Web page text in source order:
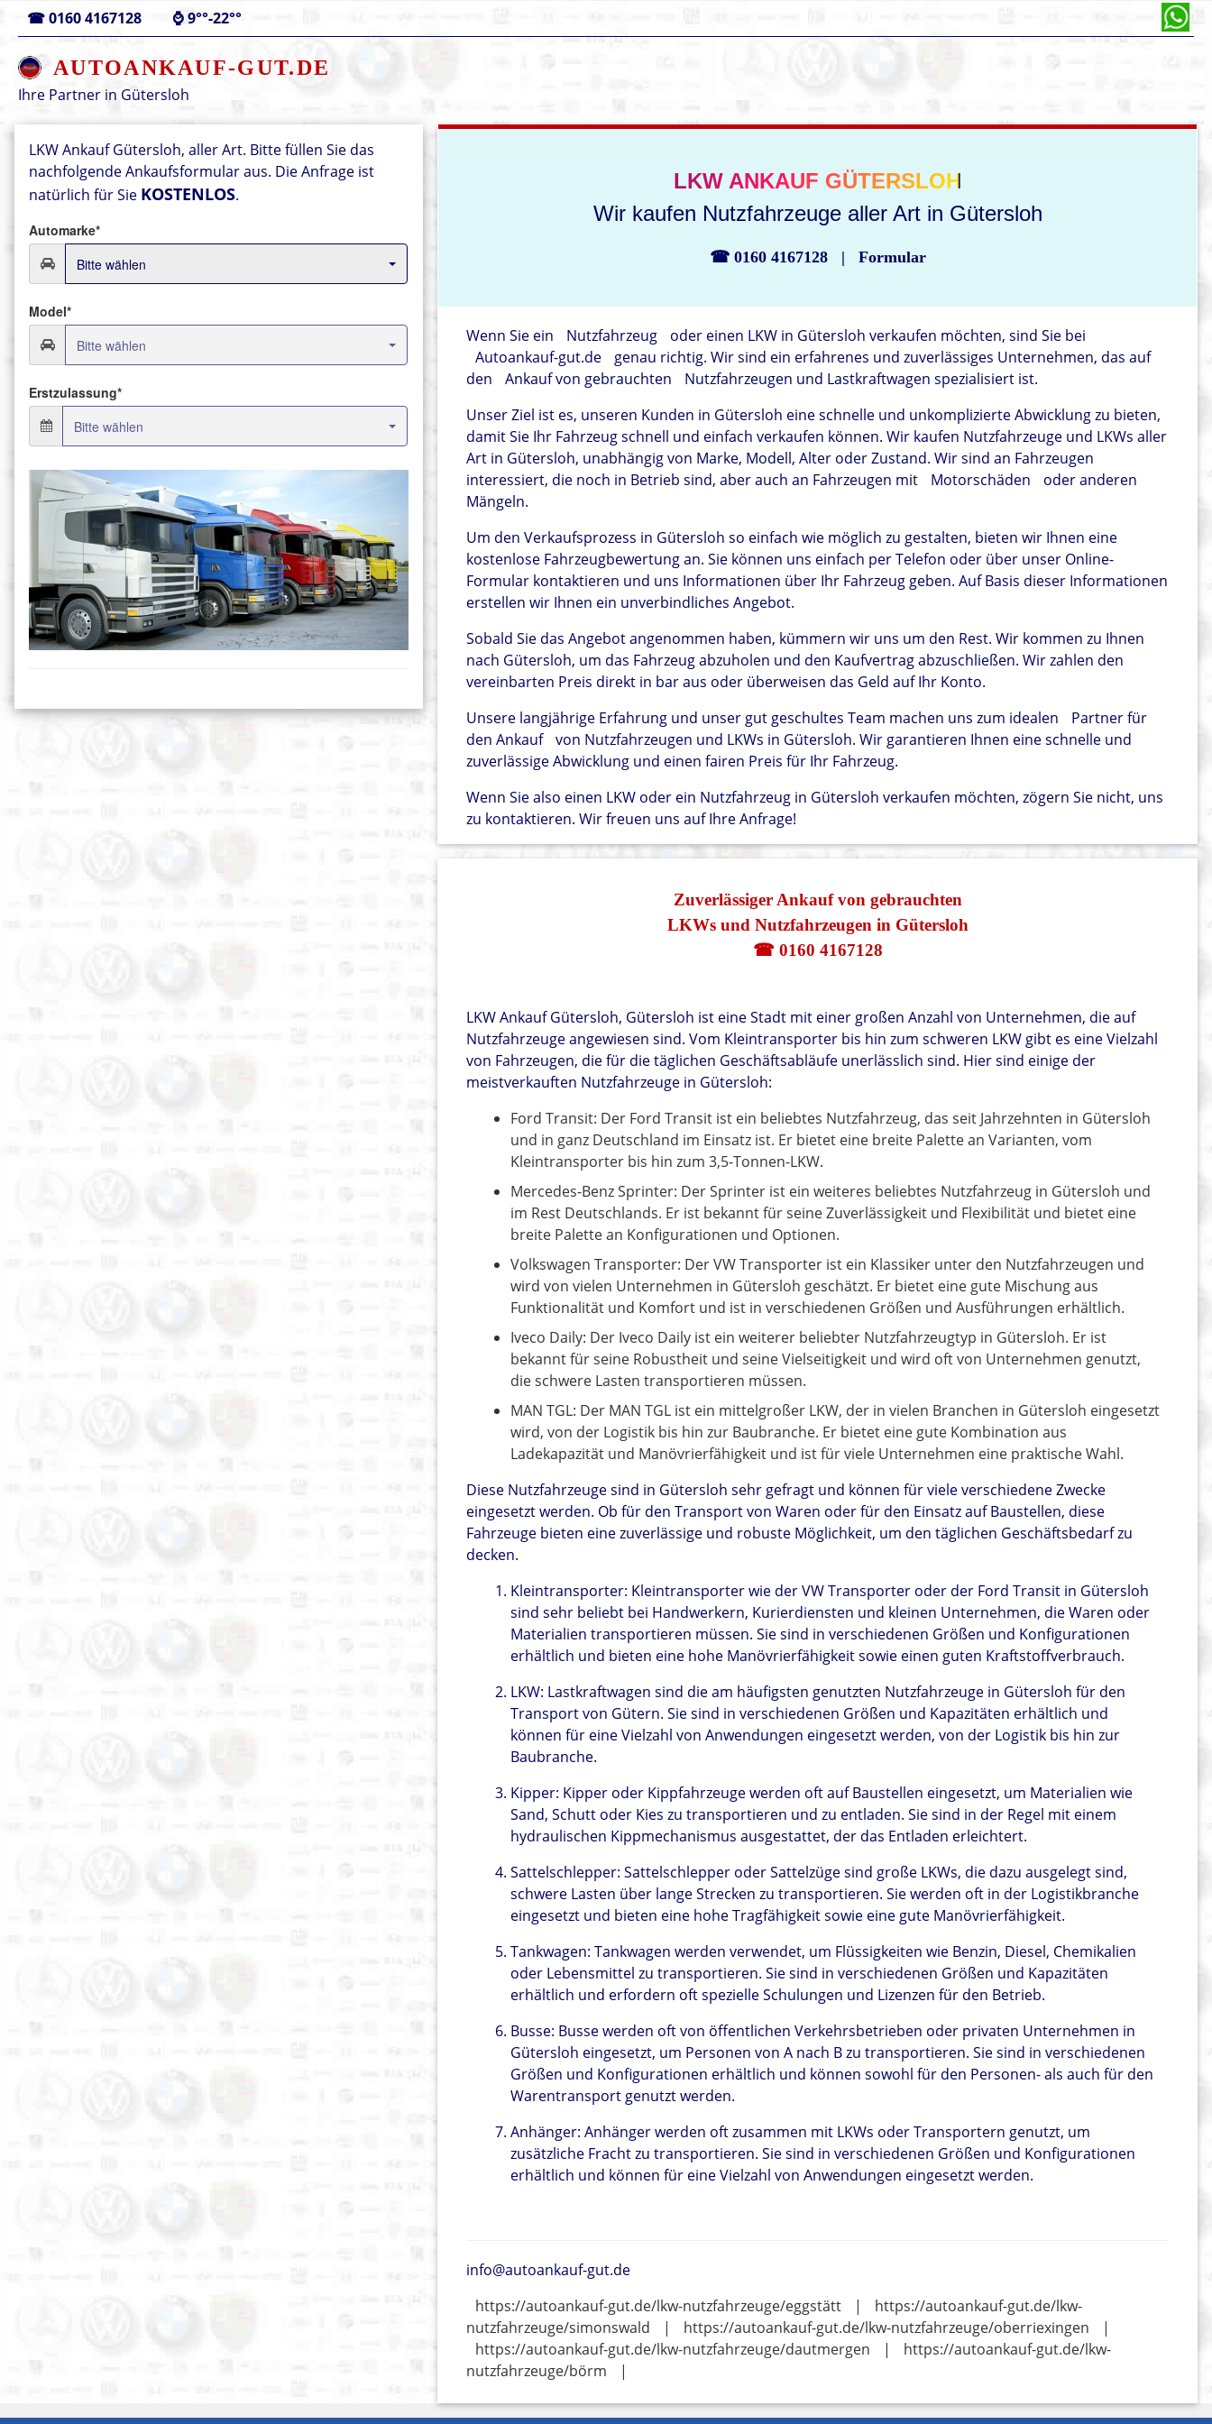
☎0160 4167128 ⌚9°°-22°°
AUTOANKAUF-GUT.DE
Ihre Partner in Gütersloh
LKW Ankauf Gütersloh, aller Art. Bitte füllen Sie das
nachfolgende Ankaufsformular aus. Die Anfrage ist
natürlich für Sie KOSTENLOS.
LKW ANKAUF GÜTERSLOH
Wir kaufen Nutzfahrzeuge aller Art in Gütersloh
☎ 0160 4167128 | Formular
Wenn Sie ein Nutzfahrzeug
oder einen LKW in Gütersloh verkaufen möchten, sind Sie bei
Autoankauf-gut.de
genau richtig. Wir sind ein erfahrenes und zuverlässiges Unternehmen, das auf
den
Ankauf von gebrauchten
Nutzfahrzeugen und Lastkraftwagen spezialisiert ist.
Unser Ziel ist es, unseren Kunden in Gütersloh eine schnelle und unkomplizierte Abwicklung zu bieten,
damit Sie Ihr Fahrzeug schnell und einfach verkaufen können. Wir kaufen Nutzfahrzeuge und LKWs aller
Art in Gütersloh, unabhängig von Marke, Modell, Alter oder Zustand. Wir sind an Fahrzeugen
interessiert, die noch in Betrieb sind, aber auch an Fahrzeugen mit
Motorschäden
oder anderen
Mängeln.
Um den Verkaufsprozess in Gütersloh so einfach wie möglich zu gestalten, bieten wir Ihnen eine
kostenlose Fahrzeugbewertung an. Sie können uns einfach per Telefon oder über unser Online-
Formular kontaktieren und uns Informationen über Ihr Fahrzeug geben. Auf Basis dieser Informationen
erstellen wir Ihnen ein unverbindliches Angebot.
Sobald Sie das Angebot angenommen haben, kümmern wir uns um den Rest. Wir kommen zu Ihnen
nach Gütersloh, um das Fahrzeug abzuholen und den Kaufvertrag abzuschließen. Wir zahlen den
vereinbarten Preis direkt in bar aus oder überweisen das Geld auf Ihr Konto.
Unsere langjährige Erfahrung und unser gut geschultes Team machen uns zum idealen
Partner für
den Ankauf
von Nutzfahrzeugen und LKWs in Gütersloh. Wir garantieren Ihnen eine schnelle und
zuverlässige Abwicklung und einen fairen Preis für Ihr Fahrzeug.
Wenn Sie also einen LKW oder ein Nutzfahrzeug in Gütersloh verkaufen möchten, zögern Sie nicht, uns
zu kontaktieren. Wir freuen uns auf Ihre Anfrage!
Zuverlässiger Ankauf von gebrauchten
LKWs und Nutzfahrzeugen in Gütersloh
☎ 0160 4167128
LKW Ankauf Gütersloh, Gütersloh ist eine Stadt mit einer großen Anzahl von Unternehmen, die auf
Nutzfahrzeuge angewiesen sind. Vom Kleintransporter bis hin zum schweren LKW gibt es eine Vielzahl
von Fahrzeugen, die für die täglichen Geschäftsabläufe unerlässlich sind. Hier sind einige der
meistverkauften Nutzfahrzeuge in Gütersloh:
Ford Transit: Der Ford Transit ist ein beliebtes Nutzfahrzeug, das seit Jahrzehnten in Gütersloh
und in ganz Deutschland im Einsatz ist. Er bietet eine breite Palette an Varianten, vom
Kleintransporter bis hin zum 3,5-Tonnen-LKW.
Mercedes-Benz Sprinter: Der Sprinter ist ein weiteres beliebtes Nutzfahrzeug in Gütersloh und
im Rest Deutschlands. Er ist bekannt für seine Zuverlässigkeit und Flexibilität und bietet eine
breite Palette an Konfigurationen und Optionen.
Volkswagen Transporter: Der VW Transporter ist ein Klassiker unter den Nutzfahrzeugen und
wird von vielen Unternehmen in Gütersloh geschätzt. Er bietet eine gute Mischung aus
Funktionalität und Komfort und ist in verschiedenen Größen und Ausführungen erhältlich.
Iveco Daily: Der Iveco Daily ist ein weiterer beliebter Nutzfahrzeugtyp in Gütersloh. Er ist
bekannt für seine Robustheit und seine Vielseitigkeit und wird oft von Unternehmen genutzt,
die schwere Lasten transportieren müssen.
MAN TGL: Der MAN TGL ist ein mittelgroßer LKW, der in vielen Branchen in Gütersloh eingesetzt
wird, von der Logistik bis hin zur Baubranche. Er bietet eine gute Kombination aus
Ladekapazität und Manövrierfähigkeit und ist für viele Unternehmen eine praktische Wahl.
Diese Nutzfahrzeuge sind in Gütersloh sehr gefragt und können für viele verschiedene Zwecke
eingesetzt werden. Ob für den Transport von Waren oder für den Einsatz auf Baustellen, diese
Fahrzeuge bieten eine zuverlässige und robuste Möglichkeit, um den täglichen Geschäftsbedarf zu
decken.
Kleintransporter: Kleintransporter wie der VW Transporter oder der Ford Transit in Gütersloh
sind sehr beliebt bei Handwerkern, Kurierdiensten und kleinen Unternehmen, die Waren oder
Materialien transportieren müssen. Sie sind in verschiedenen Größen und Konfigurationen
erhältlich und bieten eine hohe Manövrierfähigkeit sowie einen guten Kraftstoffverbrauch.
LKW: Lastkraftwagen sind die am häufigsten genutzten Nutzfahrzeuge in Gütersloh für den
Transport von Gütern. Sie sind in verschiedenen Größen und Kapazitäten erhältlich und
können für eine Vielzahl von Anwendungen eingesetzt werden, von der Logistik bis hin zur
Baubranche.
Kipper: Kipper oder Kippfahrzeuge werden oft auf Baustellen eingesetzt, um Materialien wie
Sand, Schutt oder Kies zu transportieren und zu entladen. Sie sind in der Regel mit einem
hydraulischen Kippmechanismus ausgestattet, der das Entladen erleichtert.
Sattelschlepper: Sattelschlepper oder Sattelzüge sind große LKWs, die dazu ausgelegt sind,
schwere Lasten über lange Strecken zu transportieren. Sie werden oft in der Logistikbranche
eingesetzt und bieten eine hohe Tragfähigkeit sowie eine gute Manövrierfähigkeit.
Tankwagen: Tankwagen werden verwendet, um Flüssigkeiten wie Benzin, Diesel, Chemikalien
oder Lebensmittel zu transportieren. Sie sind in verschiedenen Größen und Kapazitäten
erhältlich und erfordern oft spezielle Schulungen und Lizenzen für den Betrieb.
Busse: Busse werden oft von öffentlichen Verkehrsbetrieben oder privaten Unternehmen in
Gütersloh eingesetzt, um Personen von A nach B zu transportieren. Sie sind in verschiedenen
Größen und Konfigurationen erhältlich und können sowohl für den Personen- als auch für den
Warentransport genutzt werden.
Anhänger: Anhänger werden oft zusammen mit LKWs oder Transportern genutzt, um
zusätzliche Fracht zu transportieren. Sie sind in verschiedenen Größen und Konfigurationen
erhältlich und können für eine Vielzahl von Anwendungen eingesetzt werden.
info@autoankauf-gut.de
https://autoankauf-gut.de/lkw-nutzfahrzeuge/eggstätt
|
https://autoankauf-gut.de/lkw-
nutzfahrzeuge/simonswald
| https://autoankauf-gut.de/lkw-nutzfahrzeuge/oberriexingen
|
https://autoankauf-gut.de/lkw-nutzfahrzeuge/dautmergen
|
https://autoankauf-gut.de/lkw-
nutzfahrzeuge/börm
|